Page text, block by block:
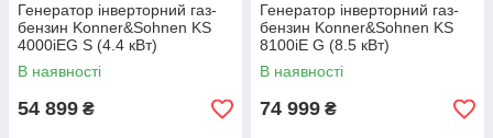
Генератор інверторний газ-
бензин Konner&Sohnen KS
4000iEG S (4.4 кВт)
В наявності
54 899 ₴
Генератор інверторний газ-
бензин Konner&Sohnen KS
8100iE G (8.5 кВт)
В наявності
74 999 ₴